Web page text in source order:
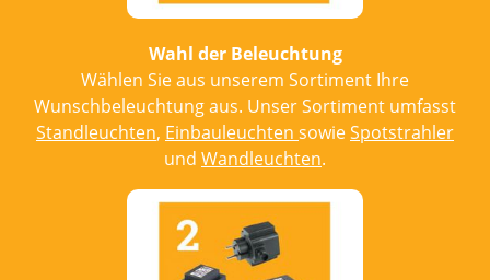
Wahl der Beleuchtung
Wählen Sie aus unserem Sortiment Ihre
Wunschbeleuchtung aus. Unser Sortiment umfasst
Standleuchten, Einbauleuchten sowieSpotstrahler
und Wandleuchten.